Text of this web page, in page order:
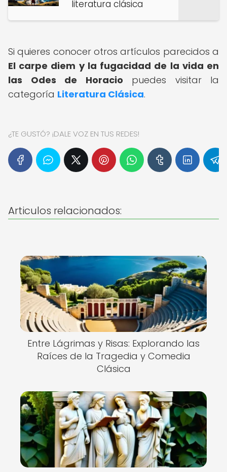
literatura clásica
Si quieres conocer otros artículos parecidos a
El carpe diem y la fugacidad de la vida en
las Odes de Horacio puedes visitar la
categoría Literatura Clásica.
¿TE GUSTÓ? ¡DALE VOZ EN TUS REDES!
Articulos relacionados:
Entre Lágrimas y Risas: Explorando las
Raíces de la Tragedia y Comedia
Clásica